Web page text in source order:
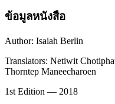
ข้อมูลหนังสือ
Author: Isaiah Berlin
Translators: Netiwit
Thorntep Maneecharoen
1st Edition — 2018